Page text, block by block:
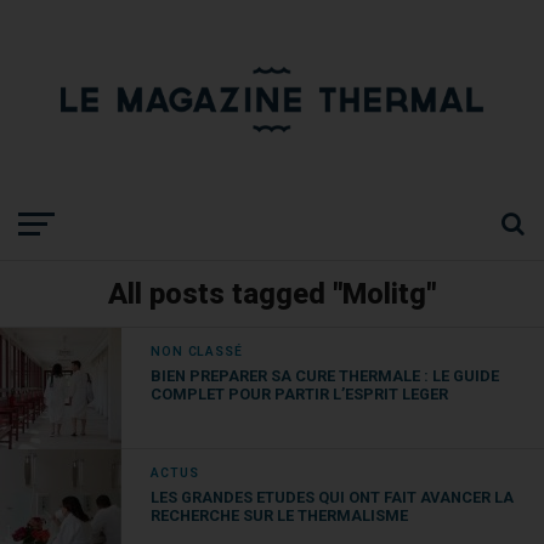
All posts tagged "Molitg"
NON CLASSÉ
BIEN PREPARER SA CURE THERMALE : LE GUIDE
COMPLET POUR PARTIR L’ESPRIT LEGER
ACTUS
LES GRANDES ETUDES QUI ONT FAIT AVANCER LA
RECHERCHE SUR LE THERMALISME